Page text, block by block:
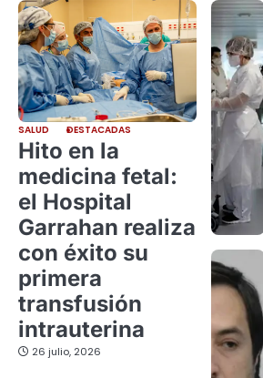
SALUD DESTACADAS
Hito en la
medicina fetal:
el Hospital
Garrahan realiza
con éxito su
primera
transfusión
intrauterina
26 julio, 2026